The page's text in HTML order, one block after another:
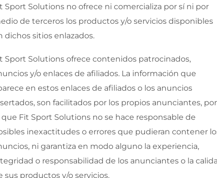
Sport Solutions no ofrece ni comercializa por sí ni por
de terceros los productos y/o servicios disponibles
dichos sitios enlazados.
Sport Solutions ofrece contenidos patrocinados,
y/o enlaces de afiliados. La información que
en estos enlaces de afiliados o los anuncios
son facilitados por los propios anunciantes, por
que Fit Sport Solutions no se hace responsable de
inexactitudes o errores que pudieran contener
ni garantiza en modo alguno la experiencia,
o responsabilidad de los anunciantes o la
sus productos y/o servicios.